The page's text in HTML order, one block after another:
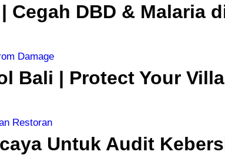
Cegah DBD & Malaria
Bali | Protect Your
Untuk Audit